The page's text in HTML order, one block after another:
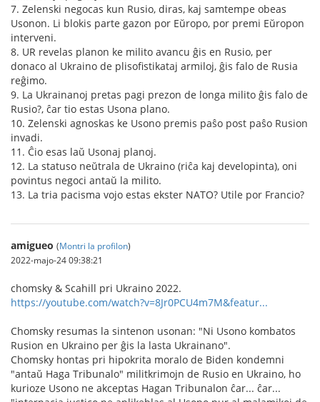
7. Zelenski negocas kun Rusio, diras, kaj samtempe obeas
Usonon. Li blokis parte gazon por Eŭropo, por premi Eŭropon
interveni.
8. UR revelas planon ke milito avancu ĝis en Rusio, per
donaco al Ukraino de plisofistikataj armiloj, ĝis falo de Rusia
reĝimo.
9. La Ukrainanoj pretas pagi prezon de longa milito ĝis falo de
Rusio?, ĉar tio estas Usona plano.
10. Zelenski agnoskas ke Usono premis paŝo post paŝo Rusion
invadi.
11. Ĉio esas laŭ Usonaj planoj.
12. La statuso neŭtrala de Ukraino (riĉa kaj developinta), oni
povintus negoci antaŭ la milito.
13. La tria pacisma vojo estas ekster NATO? Utile por Francio?
amigueo (Montri la profilon)
2022-majo-24 09:38:21
chomsky & Scahill pri Ukraino 2022.
https://youtube.com/watch?v=8Jr0PCU4m7M&featur...
Chomsky resumas la sintenon usonan: "Ni Usono kombatos
Rusion en Ukraino per ĝis la lasta Ukrainano".
Chomsky hontas pri hipokrita moralo de Biden kondemni
"antaŭ Haga Tribunalo" militkrimojn de Rusio en Ukraino, ho
kurioze Usono ne akceptas Hagan Tribunalon ĉar... ĉar...